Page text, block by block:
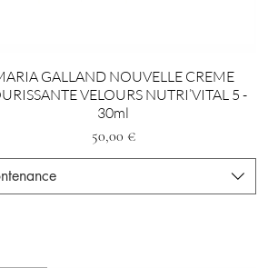
GALLAND NOUVELLE CREME
VELOURS NUTRI’VITAL 5 -
30ml
Preis
50,00 €